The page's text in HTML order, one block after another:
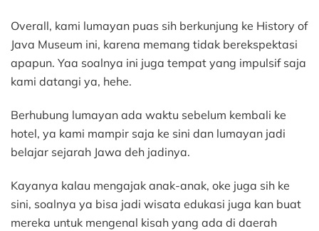
Overall, kami lumayan puas sih berkunjung ke History of
Java Museum ini, karena memang tidak berekspektasi
apapun. Yaa soalnya ini juga tempat yang impulsif saja
kami datangi ya, hehe.
Berhubung lumayan ada waktu sebelum kembali ke
hotel, ya kami mampir saja ke sini dan lumayan jadi
belajar sejarah Jawa deh jadinya.
Kayanya kalau mengajak anak-anak, oke juga sih ke
sini, soalnya ya bisa jadi wisata edukasi juga kan buat
mereka untuk mengenal kisah yang ada di daerah